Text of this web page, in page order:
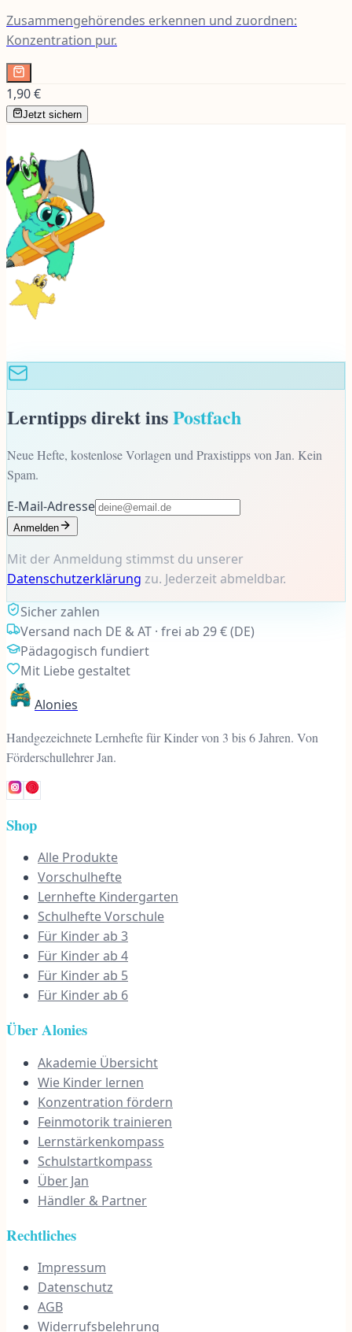
Zusammengehörendes erkennen und zuordnen:
Konzentration pur.
1,90 €
Jetzt sichern
Lerntipps direkt insPostfach
Neue Hefte, kostenlose Vorlagen und Praxistipps von Jan. Kein
Spam.
E-Mail-Adresse
Anmelden
Mit der Anmeldung stimmst du unserer
Datenschutzerklärung zu. Jederzeit abmeldbar.
Sicher zahlen
Versand nach DE & AT · frei ab 29 € (DE)
Pädagogisch fundiert
Mit Liebe gestaltet
Alonies
Handgezeichnete Lernhefte für Kinder von 3 bis 6 Jahren. Von
Förderschullehrer Jan.
Shop
Alle Produkte
Vorschulhefte
Lernhefte Kindergarten
Schulhefte Vorschule
Für Kinder ab 3
Für Kinder ab 4
Für Kinder ab 5
Für Kinder ab 6
Über Alonies
Akademie Übersicht
Wie Kinder lernen
Konzentration fördern
Feinmotorik trainieren
Lernstärkenkompass
Schulstartkompass
Über Jan
Händler & Partner
Rechtliches
Impressum
Datenschutz
AGB
Widerrufsbelehrung